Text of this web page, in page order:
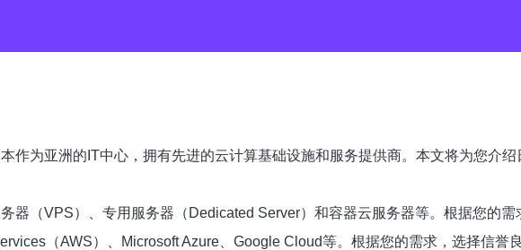
作为亚洲的IT中心，拥有先进的云计算基础设施和服务提供商。本文将为您介
器（VPS）、专用服务器（Dedicated Server）和容器云服务器等。根据您的需
（AWS）、Microsoft Azure、Google Cloud等。根据您的需求，选择信誉